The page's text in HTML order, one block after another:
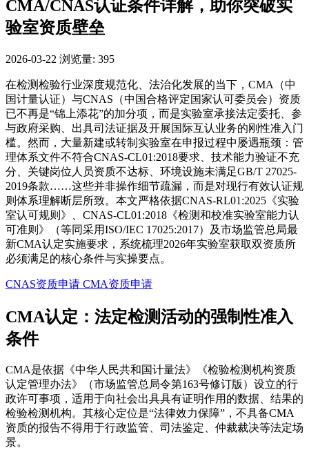
CMA/CNAS认证条件详解，助你突破实
验室资质壁垒
2026-03-22 浏览量: 395
在检测检验行业深度规范化、法治化发展的当下，CMA（中
国计量认证）与CNAS（中国合格评定国家认可委员会）资质
已不再是“锦上添花”的加分项，而是实验室承接法定委托、参
与政府采购、出具司法证据及开展国际互认业务的刚性准入门
槛。然而，大量新建或转制实验室在申报过程中屡遇瓶颈：管
理体系文件不符合CNAS-CL01:2018要求、技术能力验证不充
分、关键岗位人员资质不达标、环境设施未满足GB/T 27025-
2019条款……这些并非操作细节疏漏，而是对现行有效认证规
则体系理解断层所致。本文严格依据CNAS-RL01:2025《实验
室认可规则》、CNAS-CL01:2018《检测和校准实验室能力认
可准则》（等同采用ISO/IEC 17025:2017）及市场监管总局最
新CMA认定实施要求，系统梳理2026年实验室获取双资质所
必须满足的核心条件与实操要点。
CNAS资质申请 CMA资质申请
CMA认定：法定检测活动的强制性准入
条件
CMA是依据《中华人民共和国计量法》《检验检测机构资质
认定管理办法》（市场监管总局令第163号修订版）设立的行
政许可事项，适用于向社会出具具有证明作用的数据、结果的
检验检测机构。其核心定位是“法律效力保障”，不具备CMA
资质的报告不得用于行政监管、司法鉴定、仲裁裁决等法定场
景。